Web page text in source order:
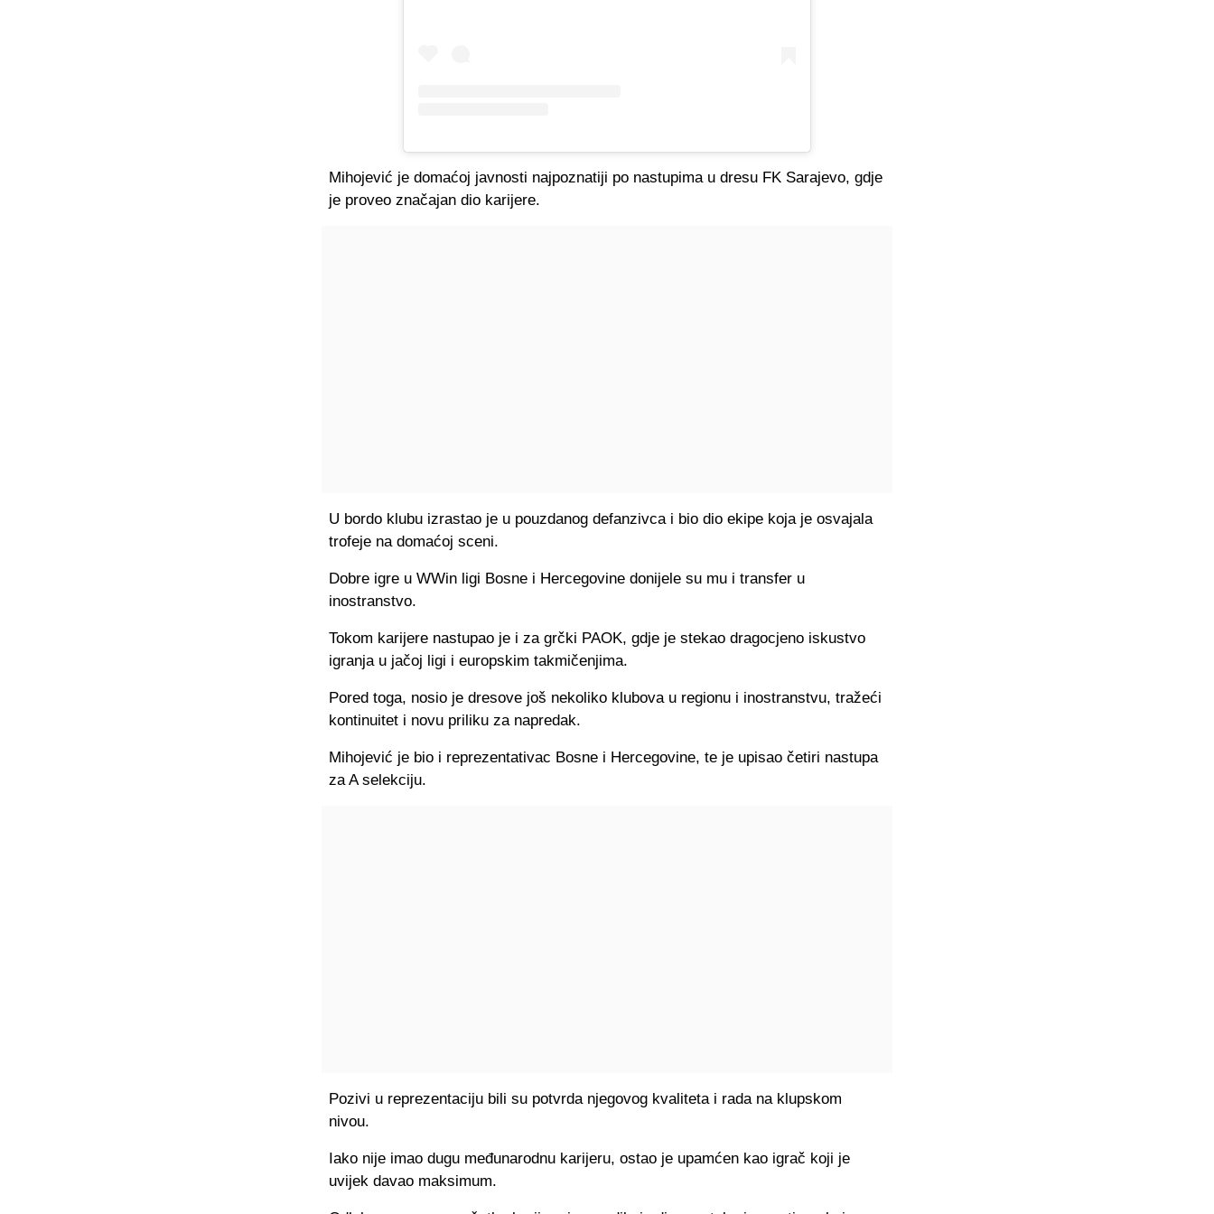
Mihojević je domaćoj javnosti najpoznatiji po nastupima u dresu FK Sarajevo, gdje
je proveo značajan dio karijere.
U bordo klubu izrastao je u pouzdanog defanzivca i bio dio ekipe koja je osvajala
trofeje na domaćoj sceni.
Dobre igre u WWin ligi Bosne i Hercegovine donijele su mu i transfer u
inostranstvo.
Tokom karijere nastupao je i za grčki PAOK, gdje je stekao dragocjeno iskustvo
igranja u jačoj ligi i europskim takmičenjima.
Pored toga, nosio je dresove još nekoliko klubova u regionu i inostranstvu, tražeći
kontinuitet i novu priliku za napredak.
Mihojević je bio i reprezentativac Bosne i Hercegovine, te je upisao četiri nastupa
za A selekciju.
Pozivi u reprezentaciju bili su potvrda njegovog kvaliteta i rada na klupskom
nivou.
Iako nije imao dugu međunarodnu karijeru, ostao je upamćen kao igrač koji je
uvijek davao maksimum.